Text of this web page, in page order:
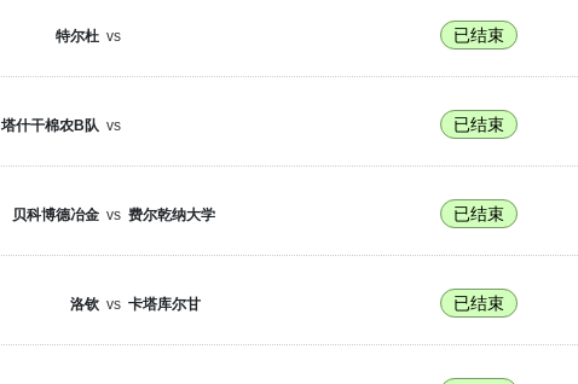
特尔杜 vs 已结束
塔什干棉农B队 vs 已结束
贝科博德冶金 vs 费尔乾纳大学 已结束
洛钦 vs 卡塔库尔甘 已结束